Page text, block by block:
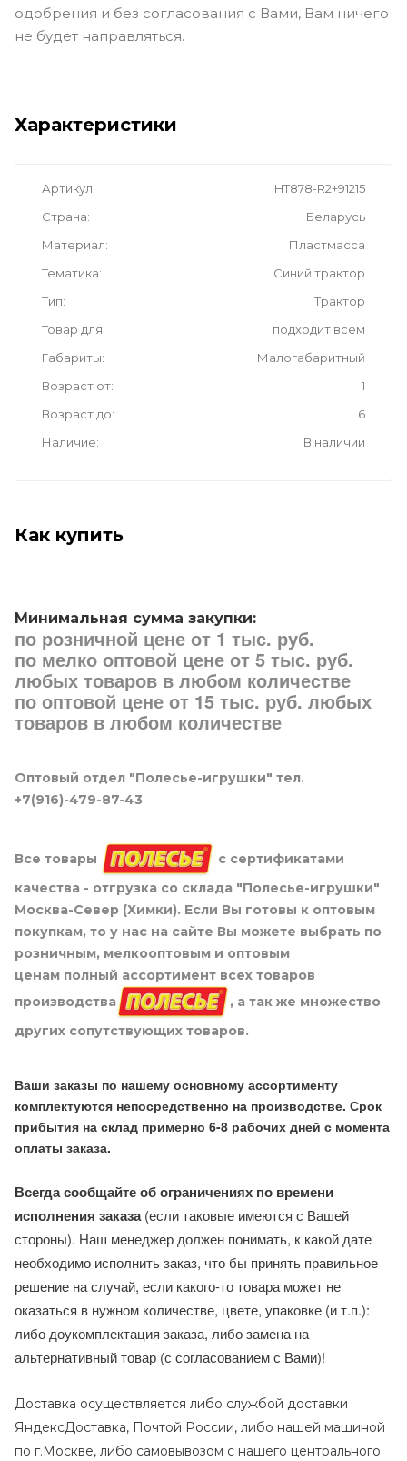
одобрения и без согласования с Вами, Вам ничего
не будет направляться.
Характеристики
Артикул
HT878-R2+91215
Страна
Беларусь
Материал
Пластмасса
Тематика
Синий трактор
Тип
Трактор
Товар для
подходит всем
Габариты
Малогабаритный
Возраст от
1
Возраст до
6
Наличие
В наличии
Как купить
Минимальная сумма закупки:
по розничной цене от 1 тыс. руб.
по мелко оптовой цене от 5 тыс. руб.
любых товаров в любом количестве
по оптовой цене от 15 тыс. руб. любых
товаров в любом количестве
Оптовый отдел "Полесье-игрушки" тел.
+7(916)-479-87-43
Все товары
с сертификатами
качества - отгрузка со склада "Полесье-игрушки"
Москва-Север (Химки). Если Вы готовы к оптовым
покупкам, то у нас на сайте Вы можете выбрать по
розничным, мелкооптовым и оптовым
ценам полный ассортимент всех товаров
производства
, а так же множество
других сопутствующих товаров.
Ваши заказы по нашему основному ассортименту
комплектуются непосредственно на производстве. Срок
прибытия на склад примерно 6-8 рабочих дней с момента
оплаты заказа.
Всегда сообщайте об ограничениях по времени
исполнения заказа(если таковые имеются с Вашей
стороны). Наш менеджер должен понимать, к какой дате
необходимо исполнить заказ, что бы принять правильное
решение на случай, если какого-то товара может не
оказаться в нужном количестве, цвете, упаковке (и т.п.):
либо доукомплектация заказа, либо замена на
альтернативный товар (с согласованием с Вами)!
Доставка осуществляется либо службой доставки
ЯндексДоставка, Почтой России, либо нашей машиной
по г.Москве, либо самовывозом с нашего центрального